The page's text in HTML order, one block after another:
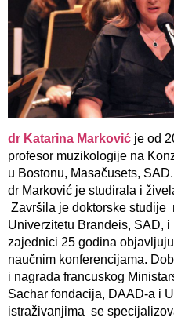
dr Katarina Marković je od
profesor muzikologije na
u Bostonu, Masačusets,
dr Marković je studirala i
Završila je doktorske studije
Univerzitetu Brandeis, SAD,
zajednici 25 godina
naučnim konferencijama.
i nagrada francuskog
Sachar fondacija, DAAD-a i
istraživanjima se